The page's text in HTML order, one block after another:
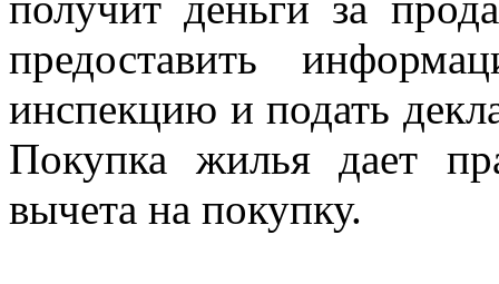
предоставить
инспекцию и подать
Покупка жилья дает
вычета на покупку.